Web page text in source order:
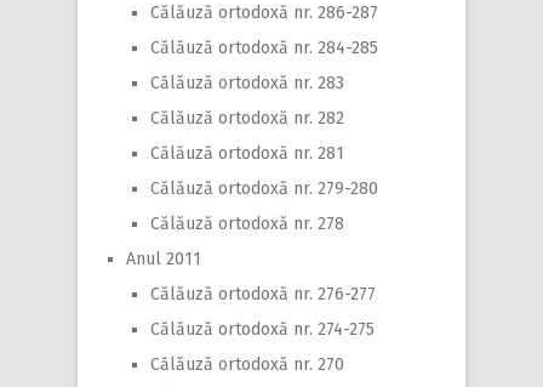
Călăuză ortodoxă nr. 286-287
Călăuză ortodoxă nr. 284-285
Călăuză ortodoxă nr. 283
Călăuză ortodoxă nr. 282
Călăuză ortodoxă nr. 281
Călăuză ortodoxă nr. 279-280
Călăuză ortodoxă nr. 278
Anul 2011
Călăuză ortodoxă nr. 276-277
Călăuză ortodoxă nr. 274-275
Călăuză ortodoxă nr. 270